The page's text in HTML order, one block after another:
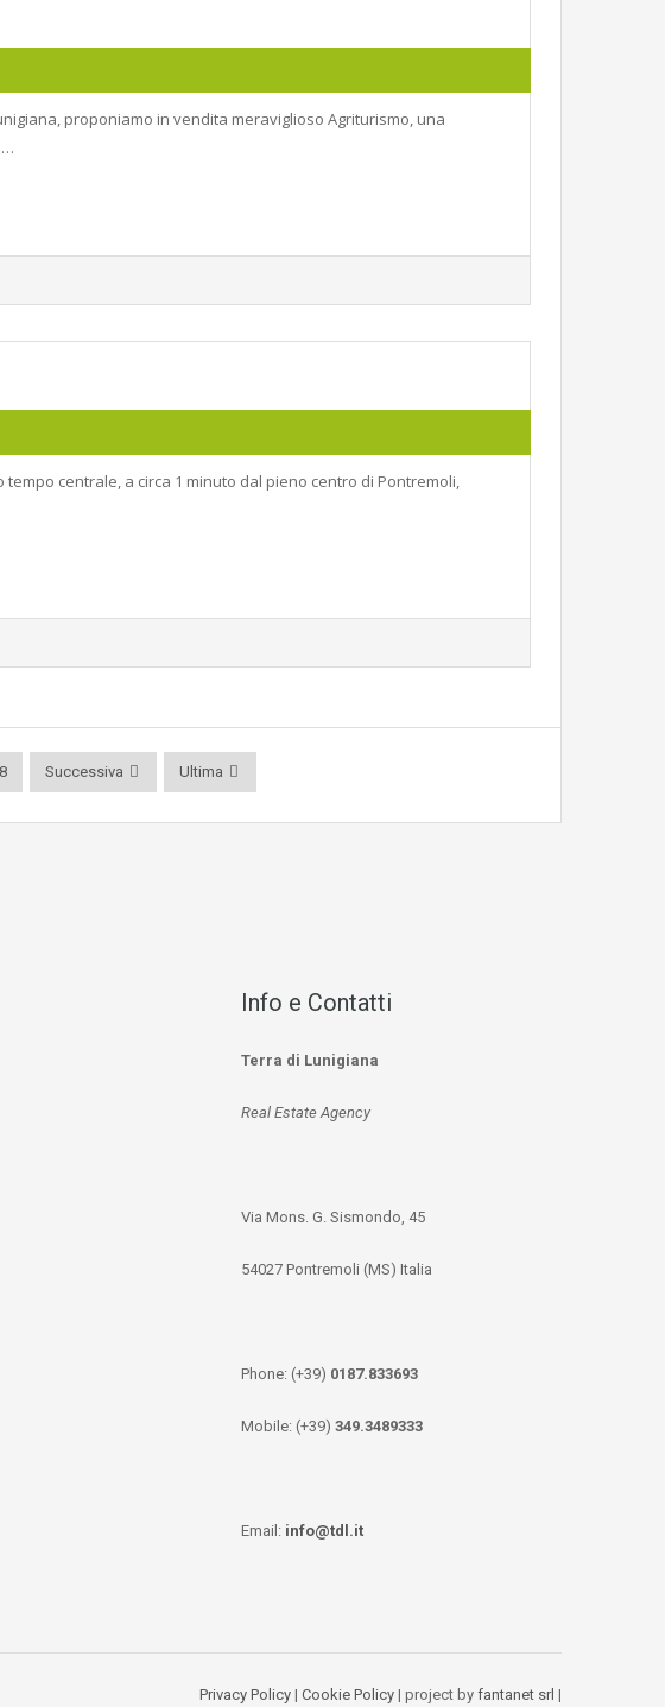
proponiamo in vendita meraviglioso Agriturismo, una
centrale, a circa 1 minuto dal pieno centro di Pontremoli,
8 Successiva Ultima
Info e Contatti
Terra di Lunigiana
Real Estate Agency
Via Mons. G. Sismondo, 45
54027 Pontremoli (MS) Italia
Phone: (+39) 0187.833693
Mobile: (+39) 349.3489333
Email: info@tdl.it
Privacy Policy | Cookie Policy | project by fantanet srl |